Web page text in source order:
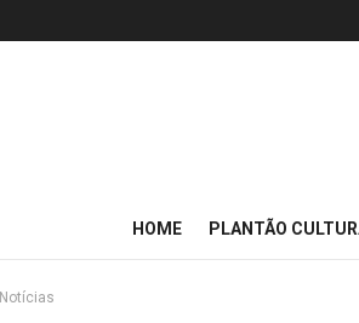
HOME PLANTÃO
Notícias